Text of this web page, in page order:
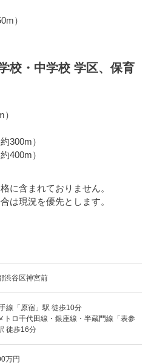
）
校・中学校 学区、保育
300m）
400m）
に含まれておりません。
は現況を優先とします。
渋谷区神宮前
線「原宿」駅 徒歩10分
トロ千代田線・銀座線・半蔵門線「表参
徒歩16分
万円